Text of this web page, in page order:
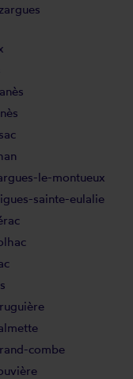
le-montueux
sainte-eulalie
combe